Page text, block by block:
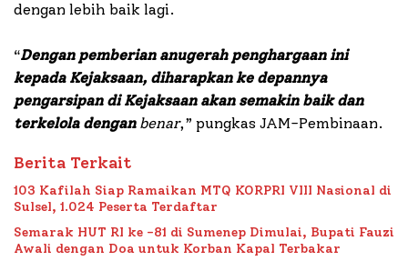
dengan lebih baik lagi.
“Dengan pemberian anugerah penghargaan ini
kepada Kejaksaan, diharapkan ke depannya
pengarsipan di Kejaksaan akan semakin baik dan
terkelola dengan benar,” pungkas JAM-Pembinaan.
Berita Terkait
103 Kafilah Siap Ramaikan MTQ KORPRI VIII Nasional di
Sulsel, 1.024 Peserta Terdaftar
Semarak HUT RI ke -81 di Sumenep Dimulai, Bupati Fauzi
Awali dengan Doa untuk Korban Kapal Terbakar